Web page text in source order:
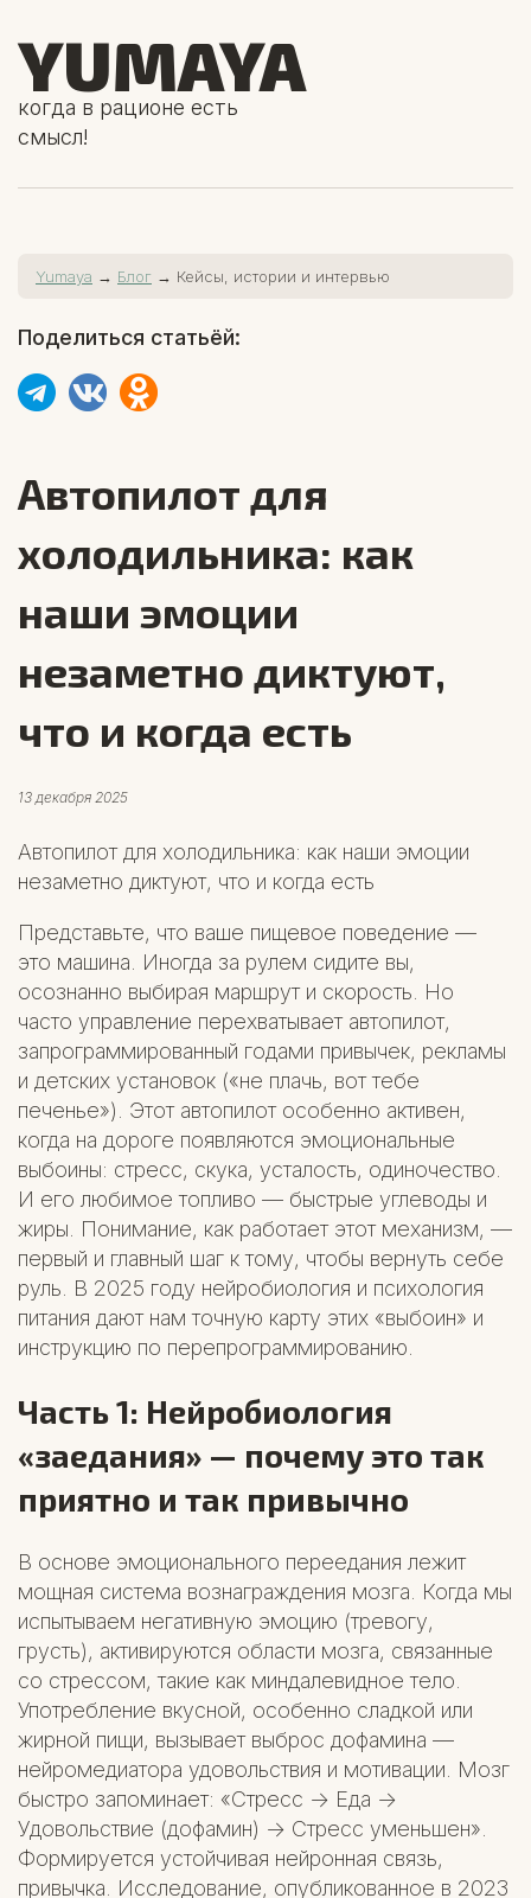
YUMAYA
когда в рационе есть
смысл!
Yumaya → Блог → Кейсы, истории и интервью
Поделиться статьёй:
Автопилот для
холодильника: как
наши эмоции
незаметно диктуют,
что и когда есть
13 декабря 2025
Автопилот для холодильника: как наши эмоции
незаметно диктуют, что и когда есть
Представьте, что ваше пищевое поведение —
это машина. Иногда за рулем сидите вы,
осознанно выбирая маршрут и скорость. Но
часто управление перехватывает автопилот,
запрограммированный годами привычек, рекламы
и детских установок («не плачь, вот тебе
печенье»). Этот автопилот особенно активен,
когда на дороге появляются эмоциональные
выбоины: стресс, скука, усталость, одиночество.
И его любимое топливо — быстрые углеводы и
жиры. Понимание, как работает этот механизм, —
первый и главный шаг к тому, чтобы вернуть себе
руль. В 2025 году нейробиология и психология
питания дают нам точную карту этих «выбоин» и
инструкцию по перепрограммированию.
Часть 1: Нейробиология
«заедания» — почему это так
приятно и так привычно
В основе эмоционального переедания лежит
мощная система вознаграждения мозга. Когда мы
испытываем негативную эмоцию (тревогу,
грусть), активируются области мозга, связанные
со стрессом, такие как миндалевидное тело.
Употребление вкусной, особенно сладкой или
жирной пищи, вызывает выброс дофамина —
нейромедиатора удовольствия и мотивации. Мозг
быстро запоминает: «Стресс -> Еда ->
Удовольствие (дофамин) -> Стресс уменьшен».
Формируется устойчивая нейронная связь,
привычка. Исследование, опубликованное в 2023